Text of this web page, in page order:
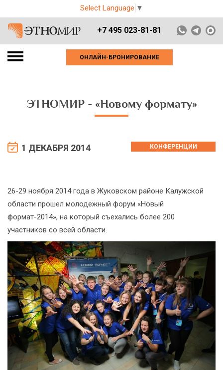
Select Language ▼
+7 495 023-81-81
ОНЛАЙН-БРОНИРОВАНИЕ
ЭТНОМИР - «Новому формату»
1 ДЕКАБРЯ 2014 КОНФЕРЕНЦИИ
26-29 ноября 2014 года в Жуковском районе Калужской
области прошел молодежный форум «Новый
формат-2014», на который съехались более 200
участников со всей области.